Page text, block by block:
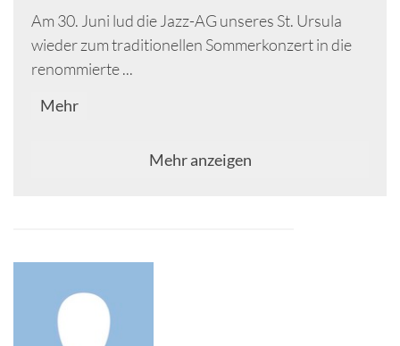
Am 30. Juni lud die Jazz-AG unseres St. Ursula
wieder zum traditionellen Sommerkonzert in die
renommierte ...
Mehr
Mehr anzeigen